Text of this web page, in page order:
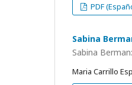
PDF
Sabina
Sabina
Maria Carrillo